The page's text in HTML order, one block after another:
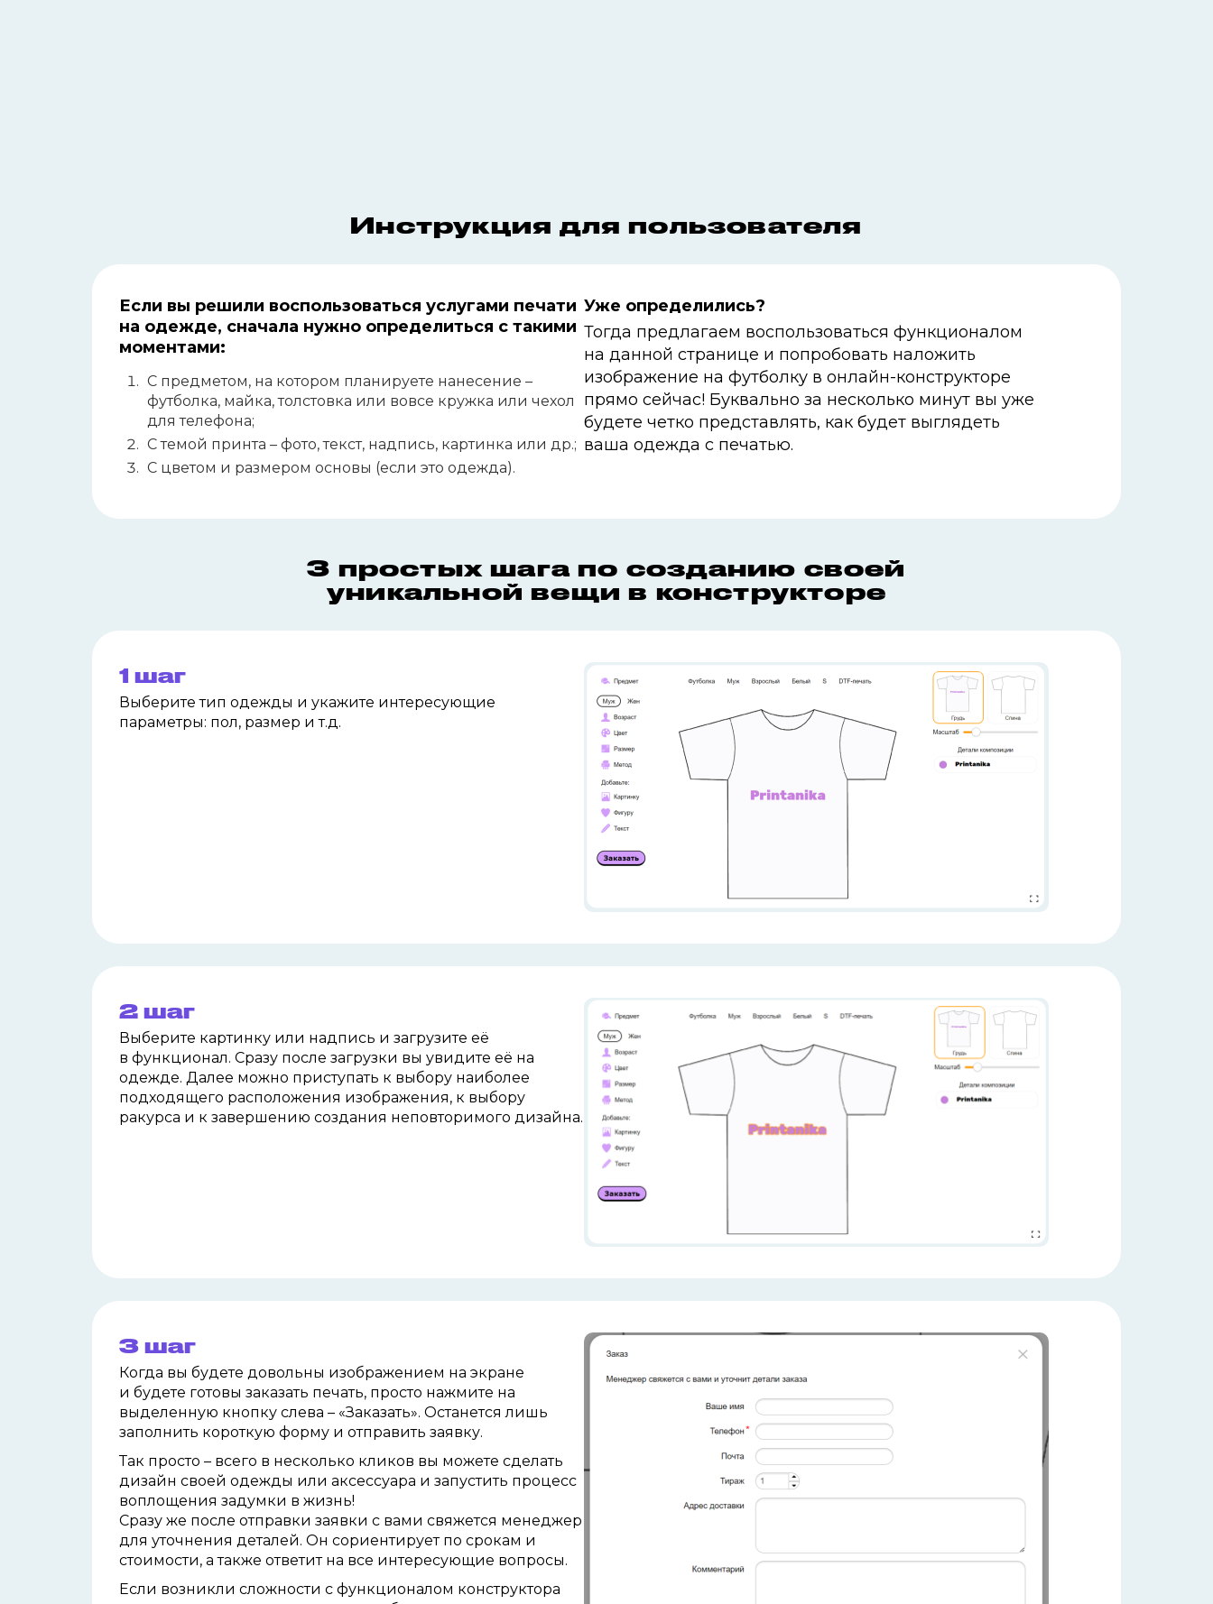
Инструкция для пользователя
Если вы решили воспользоваться услугами печати
на одежде, сначала нужно определиться с такими
моментами:
С предметом, на котором планируете нанесение –
футболка, майка, толстовка или вовсе кружка или чехол
для телефона;
С темой принта – фото, текст, надпись, картинка или др.;
С цветом и размером основы (если это одежда).
Уже определились?
Тогда предлагаем воспользоваться функционалом
на данной странице и попробовать наложить
изображение на футболку в онлайн-конструкторе
прямо сейчас! Буквально за несколько минут вы уже
будете четко представлять, как будет выглядеть
ваша одежда с печатью.
3 простых шага по созданию своей
уникальной вещи в конструкторе
1 шаг
Выберите тип одежды и укажите интересующие
параметры: пол, размер и т.д.
2 шаг
Выберите картинку или надпись и загрузите её
в функционал. Сразу после загрузки вы увидите её на
одежде. Далее можно приступать к выбору наиболее
подходящего расположения изображения, к выбору
ракурса и к завершению создания неповторимого дизайна.
3 шаг
Когда вы будете довольны изображением на экране
и будете готовы заказать печать, просто нажмите на
выделенную кнопку слева – «Заказать». Останется лишь
заполнить короткую форму и отправить заявку.
Так просто – всего в несколько кликов вы можете сделать
дизайн своей одежды или аксессуара и запустить процесс
воплощения задумки в жизнь!
Сразу же после отправки заявки с вами свяжется менеджер
для уточнения деталей. Он сориентирует по срокам и
стоимости, а также ответит на все интересующие вопросы.
Если возникли сложности с функционалом конструктора